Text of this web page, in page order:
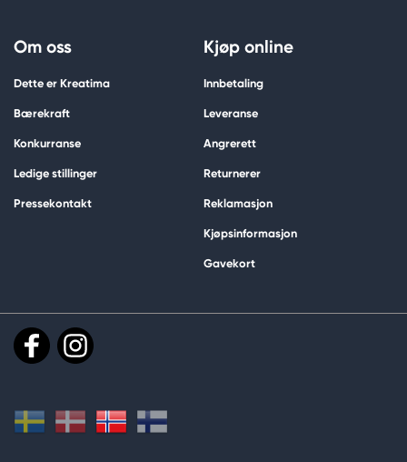
Om oss
Dette er Kreatima
Bærekraft
Konkurranse
Ledige stillinger
Pressekontakt
Kjøp online
Innbetaling
Leveranse
Angrerett
Returnerer
Reklamasjon
Kjøpsinformasjon
Gavekort